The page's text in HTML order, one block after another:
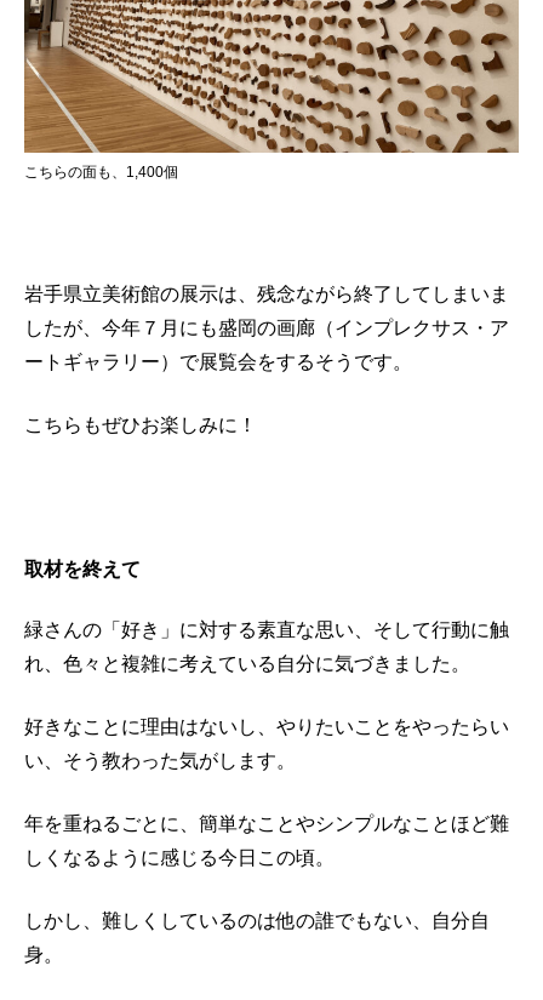
こちらの面も、1,400個
岩手県立美術館の展示は、残念ながら終了してしまいま
したが、 今年７月にも盛岡の画廊（インプレクサス・ア
ートギャラリー）で展覧会をするそうです。
こちらもぜひお楽しみに！
取材を終えて
緑さんの「好き」に対する素直な思い、そして行動に触
れ、色々と複雑に考えている自分に気づきました。
好きなことに理由はないし、やりたいことをやったらい
い、そう教わった気がします。
年を重ねるごとに、簡単なことやシンプルなことほど難
しくなるように感じる今日この頃。
しかし、難しくしているのは他の誰でもない、自分自
身。